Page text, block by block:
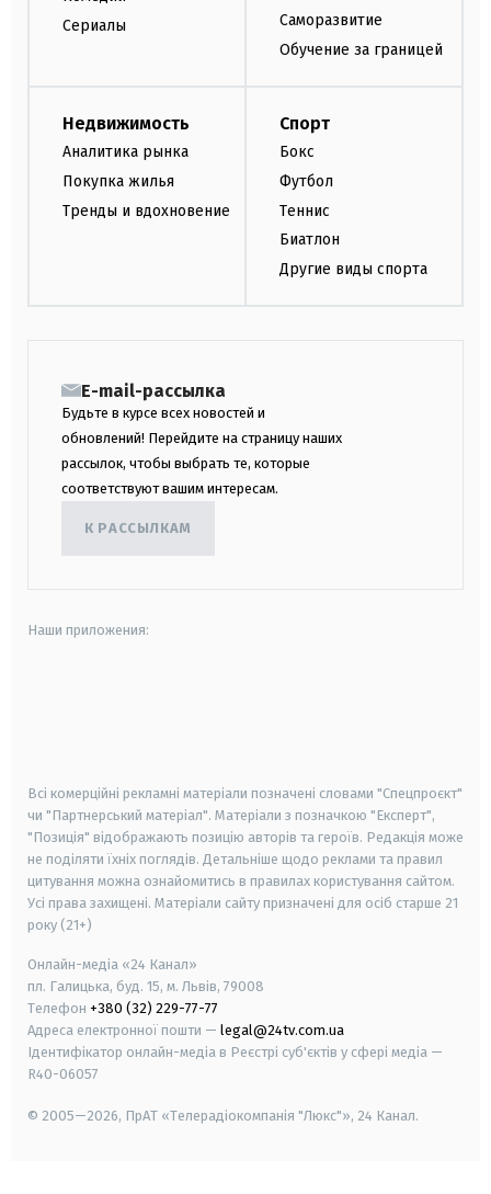
Сериалы
Саморазвитие
Обучение за границей
Недвижимость
Аналитика рынка
Покупка жилья
Тренды и вдохновение
Спорт
Бокс
Футбол
Теннис
Биатлон
Другие виды спорта
E-mail-рассылка
Будьте в курсе всех новостей и
обновлений! Перейдите на страницу наших
рассылок, чтобы выбрать те, которые
соответствуют вашим интересам.
К РАССЫЛКАМ
Наши приложения:
Всі комерційні рекламні матеріали позначені словами "Спецпроєкт"
чи "Партнерський матеріал". Матеріали з позначкою "Експерт",
"Позиція" відображають позицію авторів та героїв. Редакція може
не поділяти їхніх поглядів. Детальніше щодо реклами та правил
цитування можна ознайомитись в правилах користування сайтом.
Усі права захищені. Матеріали сайту призначені для осіб старше 21
року (21+)
Онлайн-медіа «24 Канал»
пл. Галицька, буд. 15, м. Львів, 79008
Телефон +380 (32) 229-77-77
Адреса електронної пошти — legal@24tv.com.ua
Ідентифікатор онлайн-медіа в Реєстрі суб'єктів у сфері медіа —
R40-06057
© 2005—2026, ПрАТ «Телерадіокомпанія "Люкс"», 24 Канал.